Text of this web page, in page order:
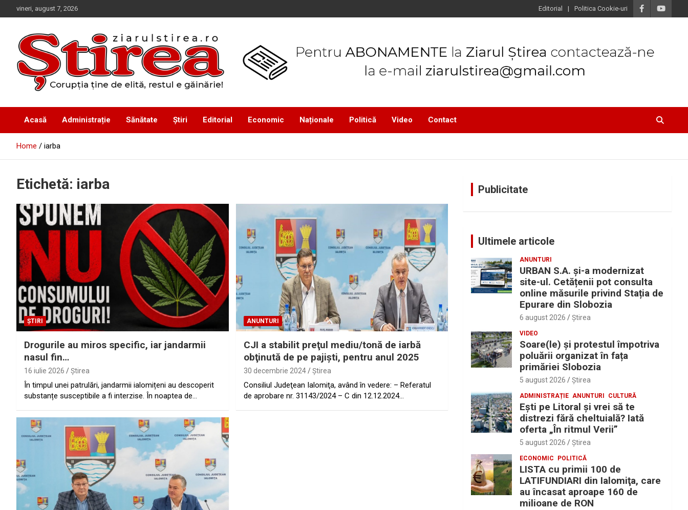
to
vineri, august 7, 2026 Editorial Politica Cookie-uri
Ziarul Știrea
Acasă Administrație Sănătate Știri Editorial Economic Naționale Politică Video Contact
Home iarba
Etichetă: iarba
ȘTIRI
Drogurile au miros specific, iar jandarmii
nasul fin…
16 iulie 2026 Ştirea
În timpul unei patrulări, jandarmii ialomițeni au descoperit
substanțe susceptibile a fi interzise. În noaptea de…
ANUNTURI
CJI a stabilit preţul mediu/tonă de iarbă
obţinută de pe pajişti, pentru anul 2025
30 decembrie 2024 Ştirea
Consiliul Judeţean Ialomiţa, având în vedere: – Referatul
de aprobare nr. 31143/2024 – C din 12.12.2024…
Publicitate
Ultimele articole
ANUNTURI
URBAN S.A. și-a modernizat
site-ul. Cetățenii pot consulta
online măsurile privind Stația de
Epurare din Slobozia
6 august 2026 Ştirea
VIDEO
Soare(le) și protestul împotriva
poluării organizat în fața
primăriei Slobozia
5 august 2026 Ştirea
ADMINISTRAȚIE ANUNTURI CULTURĂ
Eşti pe Litoral şi vrei să te
distrezi fără cheltuială? Iată
oferta „În ritmul Verii”
5 august 2026 Ştirea
ECONOMIC POLITICĂ
LISTA cu primii 100 de
LATIFUNDIARI din Ialomiţa, care
au încasat aproape 160 de
milioane de RON